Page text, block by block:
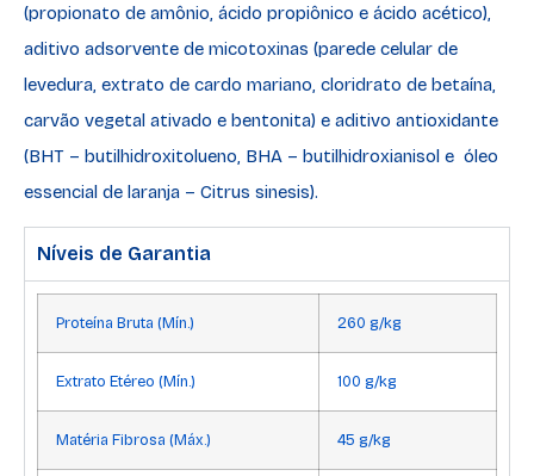
(propionato de amônio, ácido propiônico e ácido acético),
aditivo adsorvente de micotoxinas (parede celular de
levedura, extrato de cardo mariano, cloridrato de betaína,
carvão vegetal ativado e bentonita) e aditivo antioxidante
(BHT – butilhidroxitolueno, BHA – butilhidroxianisol e óleo
essencial de laranja – Citrus sinesis).
Níveis de Garantia
Proteína Bruta (Mín.) 260 g/kg
Extrato Etéreo (Mín.) 100 g/kg
Matéria Fibrosa (Máx.) 45 g/kg